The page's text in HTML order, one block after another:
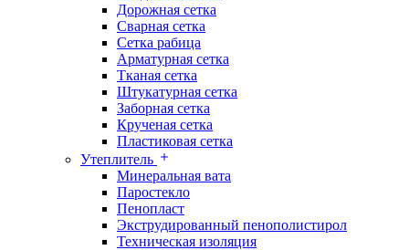
Дорожная сетка
Сварная сетка
Сетка рабица
Арматурная сетка
Тканая сетка
Штукатурная сетка
Заборная сетка
Крученая сетка
Пластиковая сетка
Утеплитель
Минеральная вата
Паростекло
Пенопласт
Экструдированный пенополистирол
Техническая изоляция